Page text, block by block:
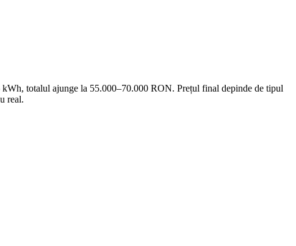
totalul ajunge la 55.000–70.000 RON. Prețul final depinde de tipul
real.